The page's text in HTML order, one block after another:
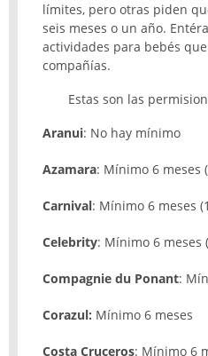
límites, pero otras piden
seis meses o un año.
actividades para bebés
compañías.
Estas son las
Aranui: No hay mínimo
Azamara: Mínimo 6 meses
Carnival: Mínimo 6 meses
Celebrity: Mínimo 6 meses
Compagnie du Ponant:
Corazul: Mínimo 6 meses
Costa Cruceros: Mínimo 6